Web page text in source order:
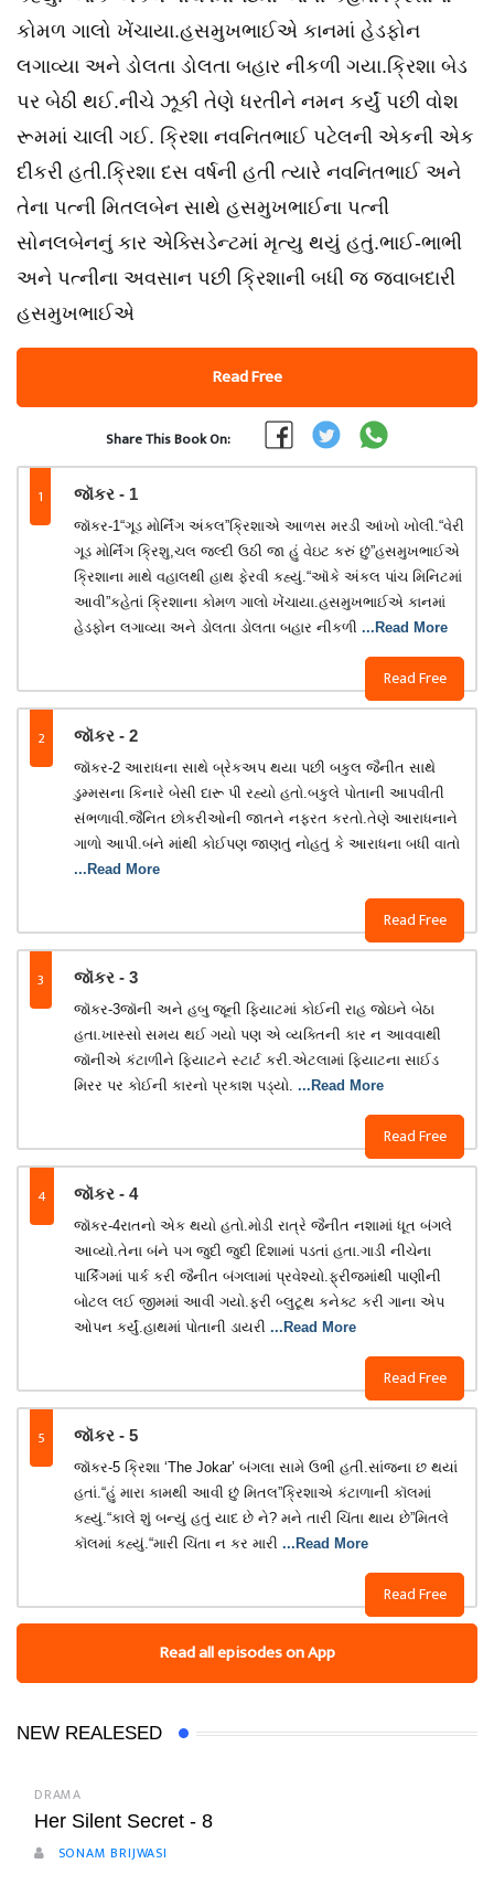
કોમળ ગાલો ખેંચાયા.હસમુખભાઈએ કાનમાં હેડફોન
લગાવ્યા અને ડોલતા ડોલતા બહાર નીકળી ગયા.ક્રિશા બેડ
પર બેઠી થઈ.નીચે ઝૂકી તેણે ધરતીને નમન કર્યું પછી વોશ
રૂમમાં ચાલી ગઈ. ક્રિશા નવનિતભાઈ પટેલની એકની એક
દીકરી હતી.ક્રિશા દસ વર્ષની હતી ત્યારે નવનિતભાઈ અને
તેના પત્ની મિતલબેન સાથે હસમુખભાઈના પત્ની
સોનલબેનનું કાર એક્સિડેન્ટમાં મૃત્યુ થયું હતું.ભાઈ-ભાભી
અને પત્નીના અવસાન પછી ક્રિશાની બધી જ જવાબદારી
હસમુખભાઈએ
Read Free
Share This Book On:
1 જૉકર - 1
Read Free
જૉકર-1“ગૂડ મોર્નિંગ અંકલ”ક્રિશાએ આળસ મરડી આંખો ખોલી.“વેરી
ગૂડ મોર્નિંગ ક્રિશુ,ચલ જલ્દી ઉઠી જા હું વેઇટ કરું છું”હસમુખભાઈએ
ક્રિશાના માથે વહાલથી હાથ ફેરવી કહ્યું.“ઑકે અંકલ પાંચ મિનિટમાં
આવી”કહેતાં ક્રિશાના કોમળ ગાલો ખેંચાયા.હસમુખભાઈએ કાનમાં
હેડફોન લગાવ્યા અને ડોલતા ડોલતા બહાર નીકળી ...Read More
2 જૉકર - 2
Read Free
જૉકર-2 આરાધના સાથે બ્રેકઅપ થયા પછી બકુલ જૈનીત સાથે
ડુમ્મસના કિનારે બેસી દારૂ પી રહ્યો હતો.બકુલે પોતાની આપવીતી
સંભળાવી.જૈનિત છોકરીઓની જાતને નફરત કરતો.તેણે આરાધનાને
ગાળો આપી.બંને માંથી કોઈપણ જાણતું નોહતું કે આરાધના બધી વાતો
...Read More
3 જૉકર - 3
Read Free
જૉકર-3જૉની અને હબુ જૂની ફિયાટમાં કોઈની રાહ જોઇને બેઠા
હતા.ખાસ્સો સમય થઈ ગયો પણ એ વ્યક્તિની કાર ન આવવાથી
જૉનીએ કંટાળીને ફિયાટને સ્ટાર્ટ કરી.એટલામાં ફિયાટના સાઈડ
મિરર પર કોઈની કારનો પ્રકાશ પડ્યો. ...Read More
4 જૉકર - 4
Read Free
જૉકર-4રાતનો એક થયો હતો.મોડી રાત્રે જૈનીત નશામાં ધૂત બંગલે
આવ્યો.તેના બંને પગ જુદી જુદી દિશામાં પડતાં હતા.ગાડી નીચેના
પાર્કિંગમાં પાર્ક કરી જૈનીત બંગલામાં પ્રવેશ્યો.ફ્રીજમાંથી પાણીની
બોટલ લઈ જીમમાં આવી ગયો.ફરી બ્લુટૂથ કનેક્ટ કરી ગાના એપ
ઓપન કર્યું.હાથમાં પોતાની ડાયરી ...Read More
5 જૉકર - 5
Read Free
જૉકર-5 ક્રિશા ‘The Jokar’ બંગલા સામે ઉભી હતી.સાંજના છ થયાં
હતાં.“હું મારા કામથી આવી છું મિતલ”ક્રિશાએ કંટાળાની કૉલમાં
કહ્યું.“કાલે શું બન્યું હતું યાદ છે ને? મને તારી ચિંતા થાય છે”મિતલે
કૉલમાં કહ્યું.“મારી ચિંતા ન કર મારી ...Read More
Read all episodes on App
NEW REALESED
DRAMA
Her Silent Secret - 8
SONAM BRIJWASI